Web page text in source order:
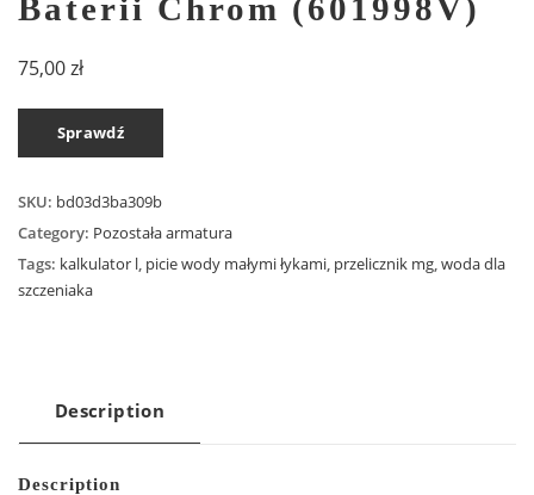
Baterii Chrom (601998V)
75,00zł
Sprawdź
SKU: bd03d3ba309b
Category: Pozostała armatura
Tags: kalkulator l, picie wody małymi łykami, przelicznik mg,woda dla
szczeniaka
Description
Description